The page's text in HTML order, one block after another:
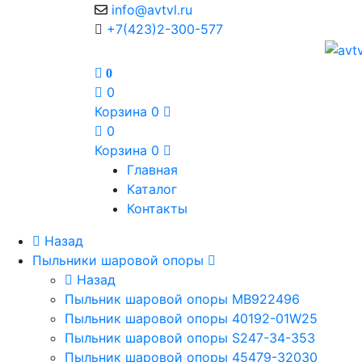
info@avtvl.ru
+7(423)2-300-577
0
0
Корзина 0
0
Корзина 0
Главная
Каталог
Контакты
Назад
Пыльники шаровой опоры
Назад
Пыльник шаровой опоры MB922496
Пыльник шаровой опоры 40192-01W25
Пыльник шаровой опоры S247-34-353
Пыльник шаровой опоры 45479-32030